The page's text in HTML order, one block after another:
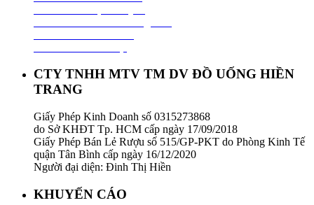
CTY TNHH MTV TM DV ĐỒ UỐNG HIỀN
TRANG
Giấy Phép Kinh Doanh số 0315273868
do Sở KHĐT Tp. HCM cấp ngày 17/09/2018
Giấy Phép Bán Lẻ Rượu số 515/GP-PKT do Phòng Kinh Tế
quận Tân Bình cấp ngày 16/12/2020
Người đại diện: Đinh Thị Hiền
KHUYẾN CÁO